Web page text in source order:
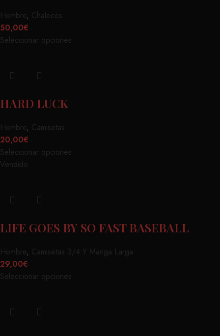
Hombre, Chalecos
50,00€
Seleccionar opciones
HARD LUCK
Hombre, Camisetas
20,00€
Seleccionar opciones
Vendido
LIFE GOES BY SO FAST BASEBALL
Hombre, Camisetas 3/4 Y Manga Larga
29,00€
Seleccionar opciones